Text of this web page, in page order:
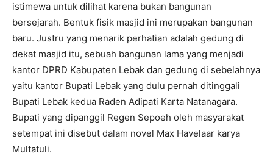
istimewa untuk dilihat karena bukan bangunan
bersejarah. Bentuk fisik masjid ini merupakan bangunan
baru. Justru yang menarik perhatian adalah gedung di
dekat masjid itu, sebuah bangunan lama yang menjadi
kantor DPRD Kabupaten Lebak dan gedung di sebelahnya
yaitu kantor Bupati Lebak yang dulu pernah ditinggali
Bupati Lebak kedua Raden Adipati Karta Natanagara.
Bupati yang dipanggil Regen Sepoeh oleh masyarakat
setempat ini disebut dalam novel Max Havelaar karya
Multatuli.